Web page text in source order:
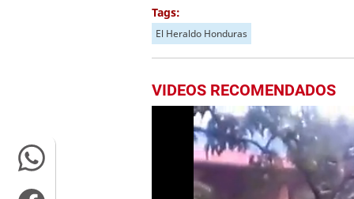
Tags:
El Heraldo Honduras
VIDEOS RECOMENDADOS